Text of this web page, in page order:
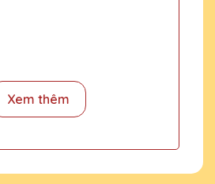
Bảo
Lê QTG. Quà tặng pha lê
Xem thêm